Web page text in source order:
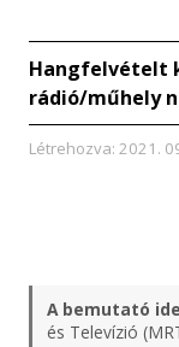
Hangfelvételt
rádió/műhely
Létrehozva: 2021.
A bemutató
és Televízió